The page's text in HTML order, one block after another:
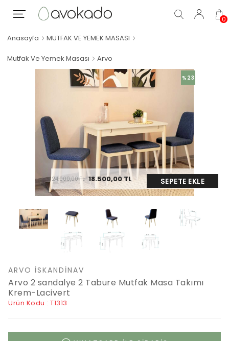
0
Anasayfa MUTFAK VE YEMEK MASASI
Mutfak Ve Yemek Masası Arvo
24.000,00TL 18.500,00TL SEPETE EKLE
%23
ARVO İSKANDINAV
Arvo 2 sandalye 2 Tabure Mutfak Masa Takımı
Krem-Lacivert
Ürün Kodu : T1313